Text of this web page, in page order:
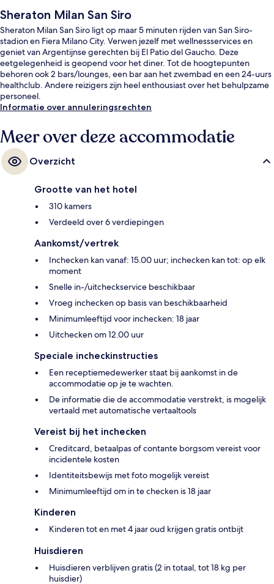
Sheraton Milan San Siro
Sheraton Milan San Siro ligt op maar 5 minuten rijden van San Siro-
stadion en Fiera Milano City. Verwen jezelf met wellnessservices en
geniet van Argentijnse gerechten bij El Patio del Gaucho. Deze
eetgelegenheid is geopend voor het diner. Tot de hoogtepunten
behoren ook 2 bars/lounges, een bar aan het zwembad en een 24-uurs
healthclub. Andere reizigers zijn heel enthousiast over het behulpzame
personeel.
Informatie over annuleringsrechten
Meer over deze accommodatie
Overzicht
Grootte van het hotel
310 kamers
Verdeeld over 6 verdiepingen
Aankomst/vertrek
Inchecken kan vanaf: 15.00 uur; inchecken kan tot: op elk
moment
Snelle in-/uitcheckservice beschikbaar
Vroeg inchecken op basis van beschikbaarheid
Minimumleeftijd voor inchecken: 18 jaar
Uitchecken om 12.00 uur
Speciale incheckinstructies
Een receptiemedewerker staat bij aankomst in de
accommodatie op je te wachten.
De informatie die de accommodatie verstrekt, is mogelijk
vertaald met automatische vertaaltools
Vereist bij het inchecken
Creditcard, betaalpas of contante borgsom vereist voor
incidentele kosten
Identiteitsbewijs met foto mogelijk vereist
Minimumleeftijd om in te checken is 18 jaar
Kinderen
Kinderen tot en met 4 jaar oud krijgen gratis ontbijt
Huisdieren
Huisdieren verblijven gratis (2 in totaal, tot 18 kg per
huisdier)